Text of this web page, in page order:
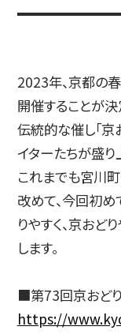
高校生・受験
卒業生の方
日本
2023年、京都の
開催することが決
伝統的な催し「京
イターたちが盛り
これまでも宮川
改めて、今回初
りやすく、京おど
します。
■第73回京おど
https://